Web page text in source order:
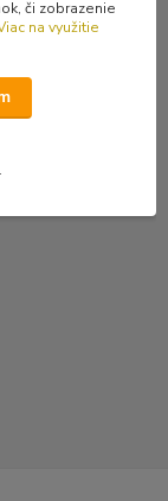
či zobrazenie
na využitie
.